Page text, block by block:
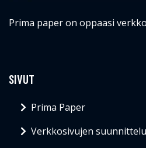
Prima paper on oppaasi
SIVUT
Prima Paper
Verkkosivujen suunnittelu